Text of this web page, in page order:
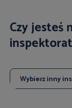
Czy jesteś
Wybierz inny